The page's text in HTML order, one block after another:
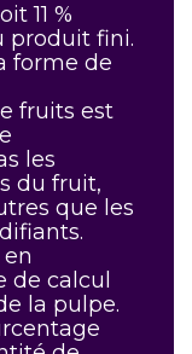
11 %
produit fini.
forme de
fruits est
les
du fruit,
que les
de calcul
la pulpe.